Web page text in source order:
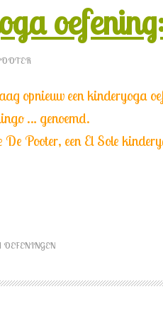
opnieuw een kinderyoga
… genoemd.
De Pooter, een El Sole
OEFENINGEN